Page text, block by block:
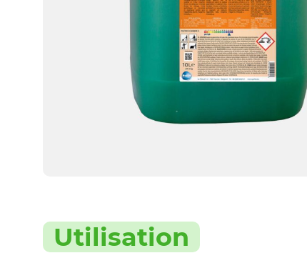
Utilisation